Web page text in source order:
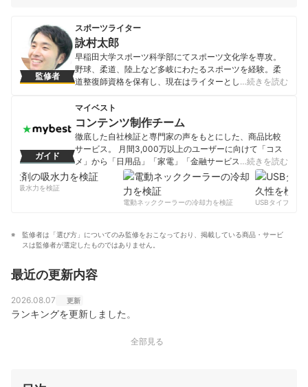
監修者
スポーツライター
詠村太郎
早稲田大学スポーツ科学部にてスポーツ文化学を専攻。
野球、柔道、陸上など多岐にわたるスポーツを経験。柔
道整復師資格を保有し、現在はライターとして健康系、
詠村太郎のプロフィール
…続きを読む
ガイド
マイベスト
コンテンツ制作チーム
徹底した自社検証と専門家の声をもとにした、商品比較
サービス。 月間3,000万以上のユーザーに向けて「コス
メ」から「日用品」「家電」「金融サービス」まで、ベ
ストな商品を選んでもらうために、毎日コンテンツを制
コンテンツ制作チームのプロフィール
…続きを読む
の吸水力を検証
電動ネッククーラーの冷却力を検証
USBタイプCケー
監修者は「選び方」についてのみ監修をおこなっており、掲載している商品・サービ
スは監修者が選定したものではありません。
最近の更新内容
2026.08.07 更新
ランキングを更新しました。
全部見る